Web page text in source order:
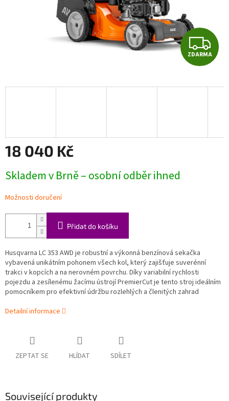
Z
D
A
ZDARMA
18 040 Kč
cena:
Skladem v Brně – osobní odběr ihned
Možnosti doručení
Přidat do košíku
Husqvarna LC 353 AWD je robustní a výkonná benzínová sekačka
vybavená unikátním pohonem všech kol, který zajišťuje suverénní
trakci v kopcích a na nerovném povrchu. Díky variabilní rychlosti
pojezdu a zesílenému žacímu ústrojí PremierCut je tento stroj ideálním
pomocníkem pro efektivní údržbu rozlehlých a členitých zahrad
Detailní informace
ZEPTAT SE HLÍDAT SDÍLET
Související produkty